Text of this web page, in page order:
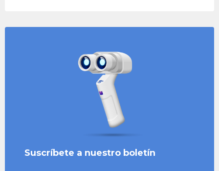
Suscríbete a nuestro boletín